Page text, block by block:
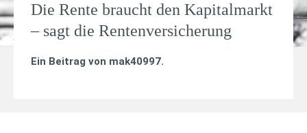
Die Rente braucht den Kapitalmarkt
– sagt die Rentenversicherung
Ein Beitrag von mak40997.